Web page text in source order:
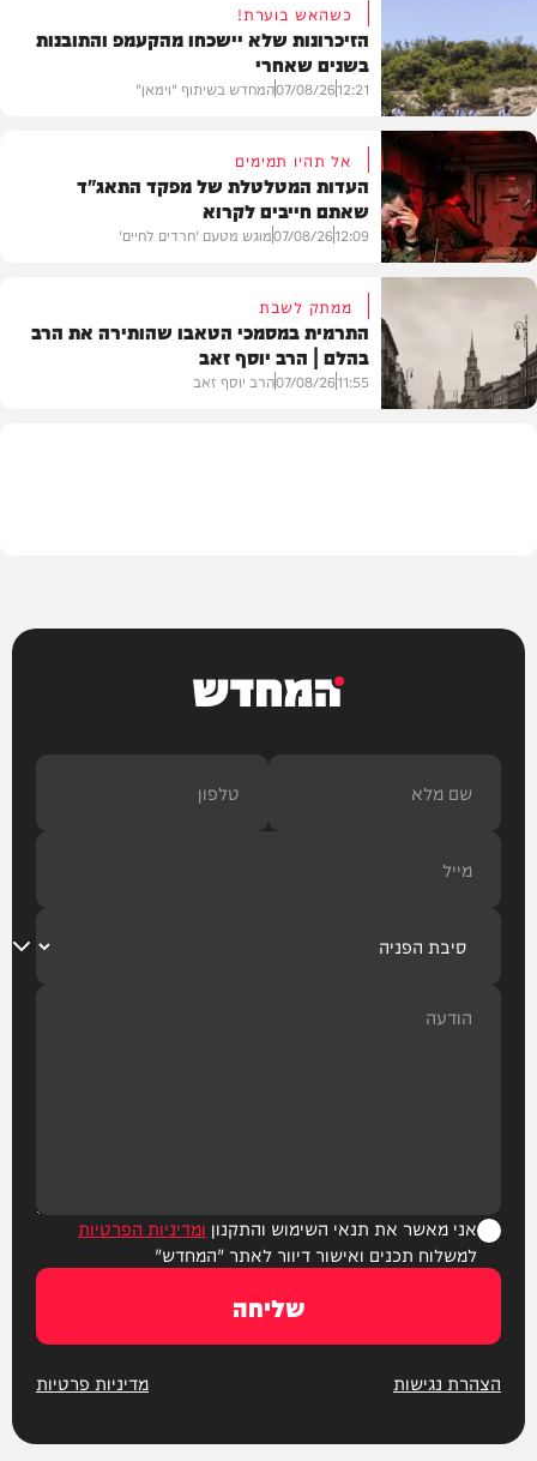
וידאו
כשהאש בוערת!
הזיכרונות שלא יישכחו מהקעמפ והתובנות
בשנים שאחרי
12:21
07/08/26המחדש בשיתוף "וימאן"
דעות
אל תהיו תמימים
העדות המטלטלת של מפקד התאג"ד
שאתם חייבים לקרוא
12:09
07/08/26מוגש מטעם 'חרדים לחיים'
ממתק לשבת
התרמית במסמכי הטאבו שהותירה את הרב
בהלם | הרב יוסף זאב
11:55
07/08/26הרב יוסף זאב
המחדש
אני מאשר את תנאי השימוש והתקנון ומדיניות הפרטיות
למשלוח תכנים ואישור דיוור לאתר "המחדש"
שליחה
הצהרת נגישות מדיניות פרטיות